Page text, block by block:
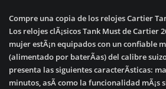
Compre una copia de los relojes Cartier
Los relojes clÃ¡sicos Tank Must de Cartier
mujer estÃ¡n equipados con un confiable
(alimentado por baterÃ­as) del calibre
presenta las siguientes caracterÃ­sticas:
minutos, asÃ­ como la funcionalidad mÃ¡s